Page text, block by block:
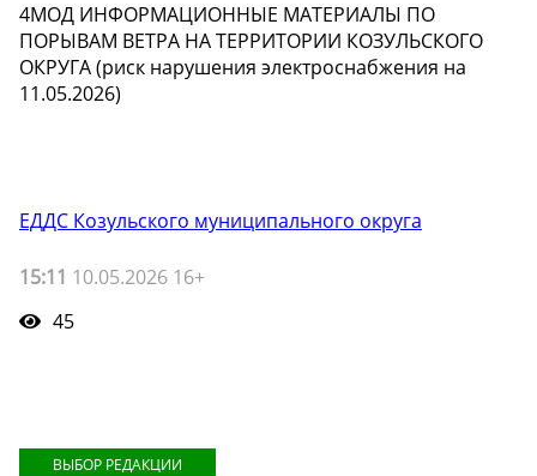
4МОД ИНФОРМАЦИОННЫЕ МАТЕРИАЛЫ ПО
ПОРЫВАМ ВЕТРА НА ТЕРРИТОРИИ КОЗУЛЬСКОГО
ОКРУГА (риск нарушения электроснабжения на
11.05.2026)
ЕДДС Козульского муниципального округа
15:11 10.05.2026 16+
45
ВЫБОР РЕДАКЦИИ